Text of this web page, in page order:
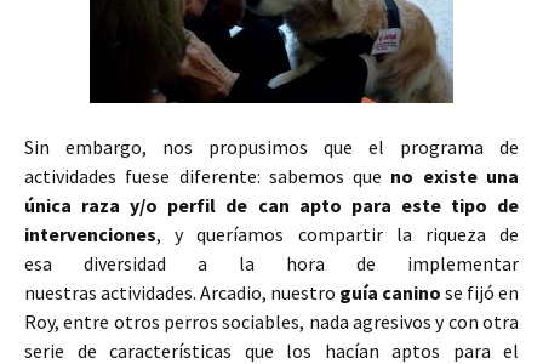
Sin embargo, nos propusimos que el programa de
actividades fuese diferente: sabemos que no existe una
única raza y/o perfil de can apto para este tipo de
intervenciones, y queríamos compartir la riqueza de
esa diversidad a la hora de implementar
nuestras actividades. Arcadio, nuestro guía canino se fijó en
Roy, entre otros perros sociables, nada agresivos y con otra
serie de características que los hacían aptos para el